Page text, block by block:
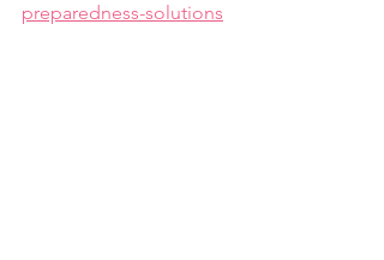
preparedness-solutions